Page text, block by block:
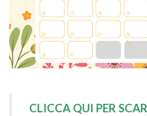
CLICCA QUI PER